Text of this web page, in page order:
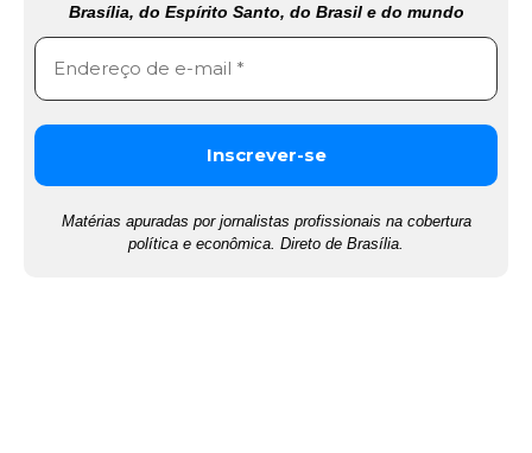
Brasília, do Espírito Santo, do Brasil e do mundo
Matérias apuradas por jornalistas profissionais na cobertura
política e econômica. Direto de Brasília.